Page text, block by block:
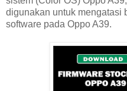
digunakan untuk mengatasi
software pada Oppo A39.